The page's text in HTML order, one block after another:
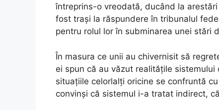
întreprins-o vreodată, ducând la
fost trași la răspundere în tribunalul
pentru rolul lor în subminarea unei stări
În masura ce unii au chivernisit să
ei spun că au văzut realitățile
situațiile celorlalți oricine se confruntă
convinși că sistemul i-a tratat indirect,